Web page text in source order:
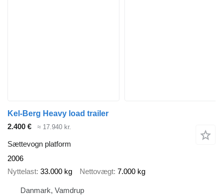
Kel-Berg Heavy load trailer
2.400 €
≈ 17.940 kr.
Sættevogn platform
2006
Nyttelast 33.000 kg Nettovægt 7.000 kg
Danmark, Vamdrup